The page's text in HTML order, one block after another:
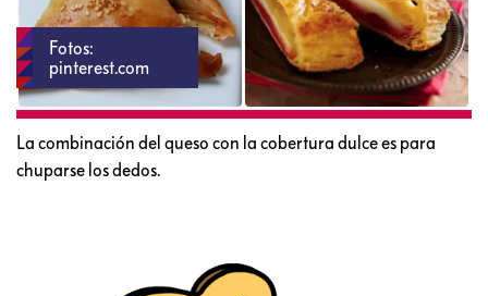
Fotos:
pinterest.com
La combinación del queso con la cobertura dulce es para
chuparse los dedos.